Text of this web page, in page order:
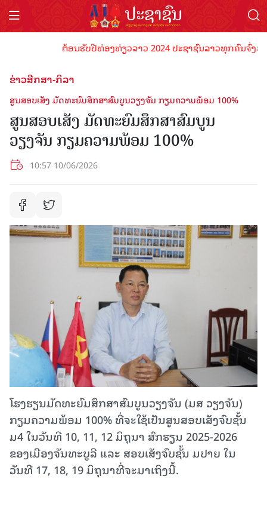
ຕ້ອນຮັບປີທ່ອງທ່ຽວລາວ 2024 ປະຊາຊົນລາວທຸກຄົນຈົ່ງພ້
ຂ່າວສືກສາ-ກິລາ
ສູນສອບເສັງ ມັດທະຍົມສຶກສາສົມບູນວຽງຈັນ ກຽມຄວາມພ້ອມ 100%
ສູນສອບເສັງ ມັດທະຍົມສຶກສາສົມບູນ
ວຽງຈັນ ກຽມຄວາມພ້ອມ 100%
10:57 10/06/2026
ໂຮງຮຽນມັດທະຍົມສຶກສາສົມບູນວຽງຈັນ (ມສ ວຽງຈັນ)
ກຽມຄວາມພ້ອມ 100% ທີ່ຈະໃຊ້ເປັນສູນສອບເສັງຈົບຊັ້ນ
ມ4 ໃນວັນທີ 10, 11, 12 ມິຖຸນາ ສົກຮຽນ 2025-2026
ຂອງເມືອງຈັນທະບູລີ ແລະ ສອບເສັງຈົບຊັ້ນ ມປາຍ ໃນ
ວັນທີ 17, 18, 19 ມິຖຸນາທີ່ຈະມາເຖິງນີ້.